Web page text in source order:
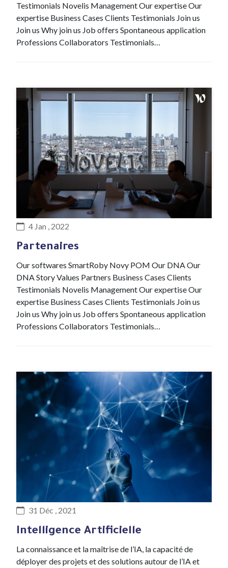
Testimonials Novelis Management Our expertise Our
expertise Business Cases Clients Testimonials Join us
Join us Why join us Job offers Spontaneous application
Professions Collaborators Testimonials…
4 Jan , 2022
Partenaires
Our softwares SmartRoby Novy POM Our DNA Our
DNA Story Values Partners Business Cases Clients
Testimonials Novelis Management Our expertise Our
expertise Business Cases Clients Testimonials Join us
Join us Why join us Job offers Spontaneous application
Professions Collaborators Testimonials…
#Lab R&D
31 Déc , 2021
Intelligence Artificielle
La connaissance et la maîtrise de l’IA, la capacité de
déployer des projets et des solutions autour de l’IA et